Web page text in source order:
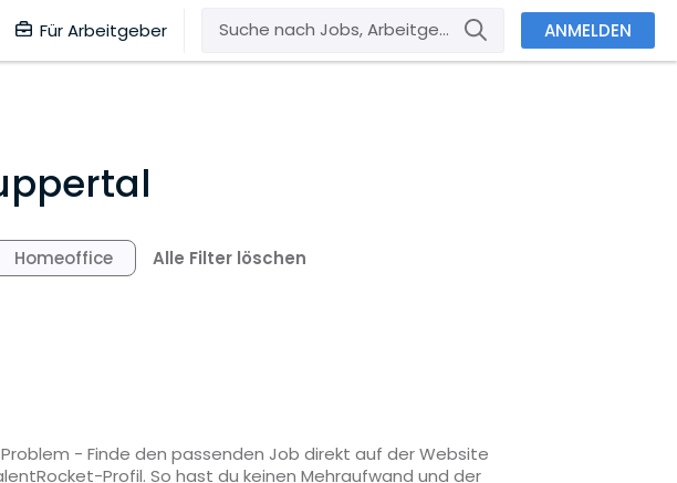
Für Arbeitgeber ANMELDEN
Homeoffice Alle Filter löschen
- Finde den passenden Job direkt auf der Website
Profil. So hast du keinen Mehraufwand und der